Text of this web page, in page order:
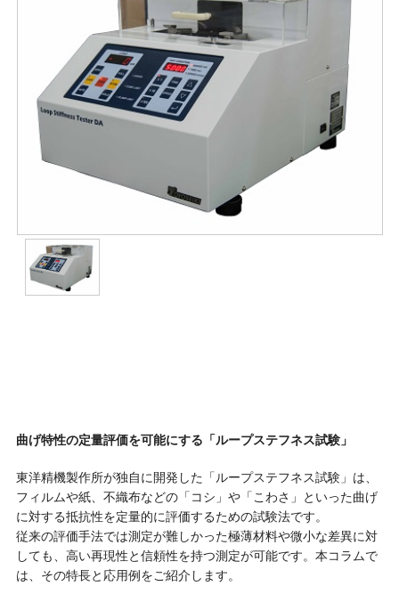
曲げ特性の定量評価を可能にする「ループステフネス試験」
東洋精機製作所が独自に開発した「ループステフネス試験」は、
フィルムや紙、不織布などの「コシ」や「こわさ」といった曲げ
に対する抵抗性を定量的に評価するための試験法です。
従来の評価手法では測定が難しかった極薄材料や微小な差異に対
しても、高い再現性と信頼性を持つ測定が可能です。本コラムで
は、その特長と応用例をご紹介します。